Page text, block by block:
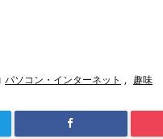
パソコン・インターネット , 趣味